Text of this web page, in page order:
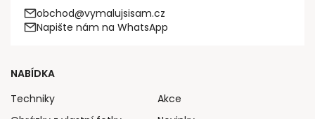
obchod@vymalujsisam.cz
Napište nám na WhatsApp
NABÍDKA
Techniky
Akce